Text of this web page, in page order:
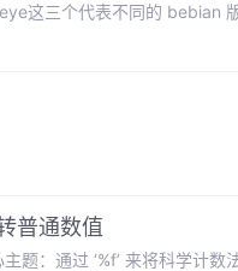
这三个代表不同的 bebian
9jes
普通数值
：通过 ‘%f’ 来将科学计数